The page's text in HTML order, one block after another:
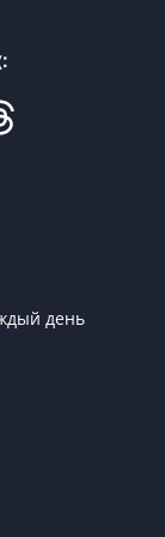
грн.
дверей ТМ
во все дни
mirror bronze -
день